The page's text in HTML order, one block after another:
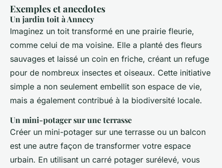
Exemples et anecdotes
Un jardin toit à Annecy
Imaginez un toit transformé en une prairie fleurie,
comme celui de ma voisine. Elle a planté des fleurs
sauvages et laissé un coin en friche, créant un refuge
pour de nombreux insectes et oiseaux. Cette initiative
simple a non seulement embellit son espace de vie,
mais a également contribué à la biodiversité locale.
Un mini-potager sur une terrasse
Créer un mini-potager sur une terrasse ou un balcon
est une autre façon de transformer votre espace
urbain. En utilisant un carré potager surélevé, vous